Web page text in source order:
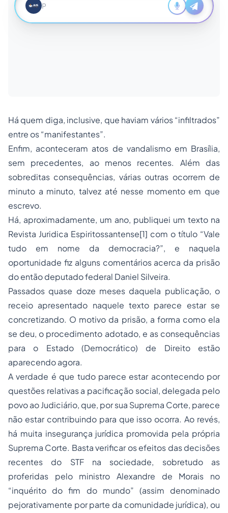
Há quem diga, inclusive, que haviam vários “infiltrados”
entre os “manifestantes”.
Enfim, aconteceram atos de vandalismo em Brasília,
sem precedentes, ao menos recentes. Além das
sobreditas consequências, várias outras ocorrem de
minuto a minuto, talvez até nesse momento em que
escrevo.
Há, aproximadamente, um ano, publiquei um texto na
Revista Juridica Espiritossantense[1] com o título “Vale
tudo em nome da democracia?”, e naquela
oportunidade fiz alguns comentários acerca da prisão
do então deputado federal Daniel Silveira.
Passados quase doze meses daquela publicação, o
receio apresentado naquele texto parece estar se
concretizando. O motivo da prisão, a forma como ela
se deu, o procedimento adotado, e as consequências
para o Estado (Democrático) de Direito estão
aparecendo agora.
A verdade é que tudo parece estar acontecendo por
questões relativas a pacificação social, delegada pelo
povo ao Judiciário, que, por sua Suprema Corte, parece
não estar contribuindo para que isso ocorra. Ao revés,
há muita insegurança jurídica promovida pela própria
Suprema Corte. Basta verificar os efeitos das decisões
recentes do STF na sociedade, sobretudo as
proferidas pelo ministro Alexandre de Morais no
“inquérito do fim do mundo” (assim denominado
pejorativamente por parte da comunidade jurídica), ou